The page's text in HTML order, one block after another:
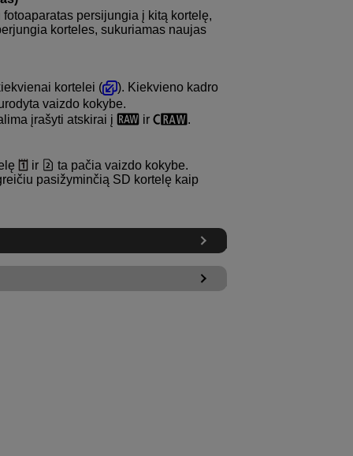
fotoaparatas persijungia į kitą kortelę,
korteles, sukuriamas naujas
kortelei (
). Kiekvieno kadro
vaizdo kokybe.
įrašyti atskirai į
ir
.
ir
ta pačia vaizdo kokybe.
pasižyminčią SD kortelę kaip